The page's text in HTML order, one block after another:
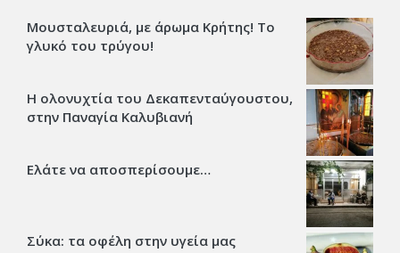
Μουσταλευριά, με άρωμα Κρήτης! Το
γλυκό του τρύγου!
Η ολονυχτία του Δεκαπενταύγουστου,
στην Παναγία Καλυβιανή
Ελάτε να αποσπερίσουμε…
Σύκα: τα οφέλη στην υγεία μας